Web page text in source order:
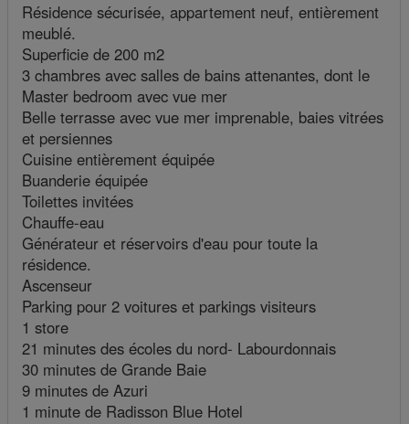
Résidence sécurisée, appartement neuf, entièrement
meublé.
Superficie de 200 m2
3 chambres avec salles de bains attenantes, dont le
Master bedroom avec vue mer
Belle terrasse avec vue mer imprenable, baies vitrées
et persiennes
Cuisine entièrement équipée
Buanderie équipée
Toilettes invitées
Chauffe-eau
Générateur et réservoirs d'eau pour toute la
résidence.
Ascenseur
Parking pour 2 voitures et parkings visiteurs
1 store
21 minutes des écoles du nord- Labourdonnais
30 minutes de Grande Baie
9 minutes de Azuri
1 minute de Radisson Blue Hotel